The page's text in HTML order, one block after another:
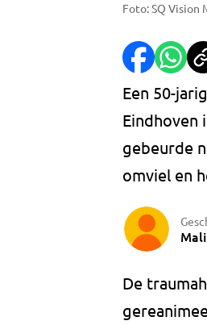
Foto: SQ Vision
Een 50-
Eindhoven
gebeurde
omviel en
De